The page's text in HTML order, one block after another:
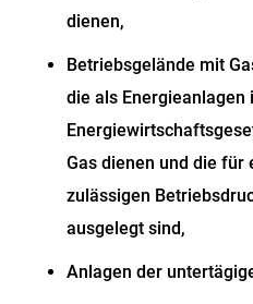
dienen,
Betriebsgelände mit
die als Energieanlagen
Gas dienen und die für
zulässigen
ausgelegt sind,
Anlagen der